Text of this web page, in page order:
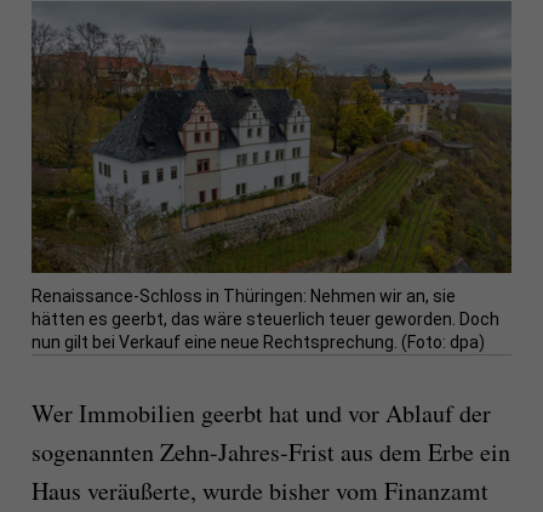
Renaissance-Schloss in Thüringen: Nehmen wir an, sie
hätten es geerbt, das wäre steuerlich teuer geworden. Doch
nun gilt bei Verkauf eine neue Rechtsprechung. (Foto: dpa)
Wer Immobilien geerbt hat und vor Ablauf der
sogenannten Zehn-Jahres-Frist aus dem Erbe ein
Haus veräußerte, wurde bisher vom Finanzamt